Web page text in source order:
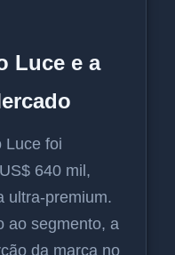
Luce e a
Luce foi
640 mil,
ultra-premium.
ao segmento, a
da marca no